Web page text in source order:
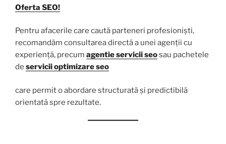
Oferta SEO!
Pentru afacerile care caută parteneri profesioniști,
recomandăm consultarea directă a unei agenții cu
experiență, precum agentie servicii seosau pachetele
de servicii optimizare seo
care permit o abordare structurată și predictibilă
orientată spre rezultate.